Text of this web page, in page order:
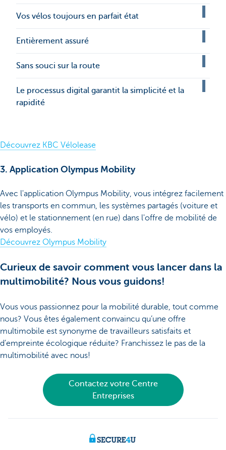
Vos vélos toujours en parfait état
Entièrement assuré
Sans souci sur la route
Le processus digital garantit la simplicité et la
rapidité
Découvrez KBC Vélolease
3. Application Olympus Mobility
Avec l'application Olympus Mobility, vous intégrez facilement
les transports en commun, les systèmes partagés (voiture et
vélo) et le stationnement (en rue) dans l'offre de mobilité de
vos employés.
Découvrez Olympus Mobility
Curieux de savoir comment vous lancer dans la
multimobilité? Nous vous guidons!
Vous vous passionnez pour la mobilité durable, tout comme
nous? Vous êtes également convaincu qu’une offre
multimobile est synonyme de travailleurs satisfaits et
d’empreinte écologique réduite? Franchissez le pas de la
multimobilité avec nous!
Contactez votre Centre
Entreprises